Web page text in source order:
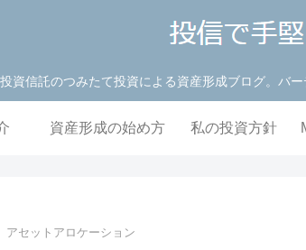
資信託のつみたて投資による資産形成ブログ。バ
資産形成の始め方 私の投資方針
アセットアロケーション